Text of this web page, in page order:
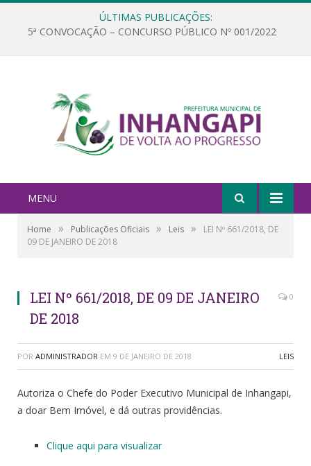
ÚLTIMAS PUBLICAÇÕES:
5ª CONVOCAÇÃO – CONCURSO PÚBLICO Nº 001/2022
MENU
Home » Publicações Oficiais » Leis »
LEI Nº 661/2018, DE
09 DE JANEIRO DE 2018
LEI Nº 661/2018, DE 09 DE JANEIRO
DE 2018
0
POR ADMINISTRADOR EM 9 DE JANEIRO DE 2018 LEIS
Autoriza o Chefe do Poder Executivo Municipal de Inhangapi,
a doar Bem Imóvel, e dá outras providências.
Clique aqui para visualizar